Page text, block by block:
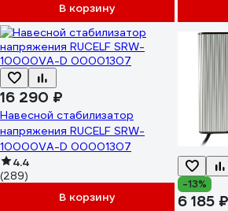
В корзину
16 290 ₽
Навесной стабилизатор
напряжения RUCELF SRW-
10000VA-D 00001307
4.4
(289)
В корзину
-13%
6 185 ₽